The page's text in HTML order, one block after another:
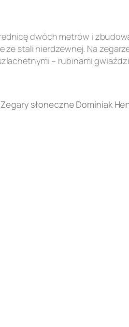
dwóch metrów i
ze stali nierdzewnej. Na
– rubinami
Zegary słoneczne Dominiak